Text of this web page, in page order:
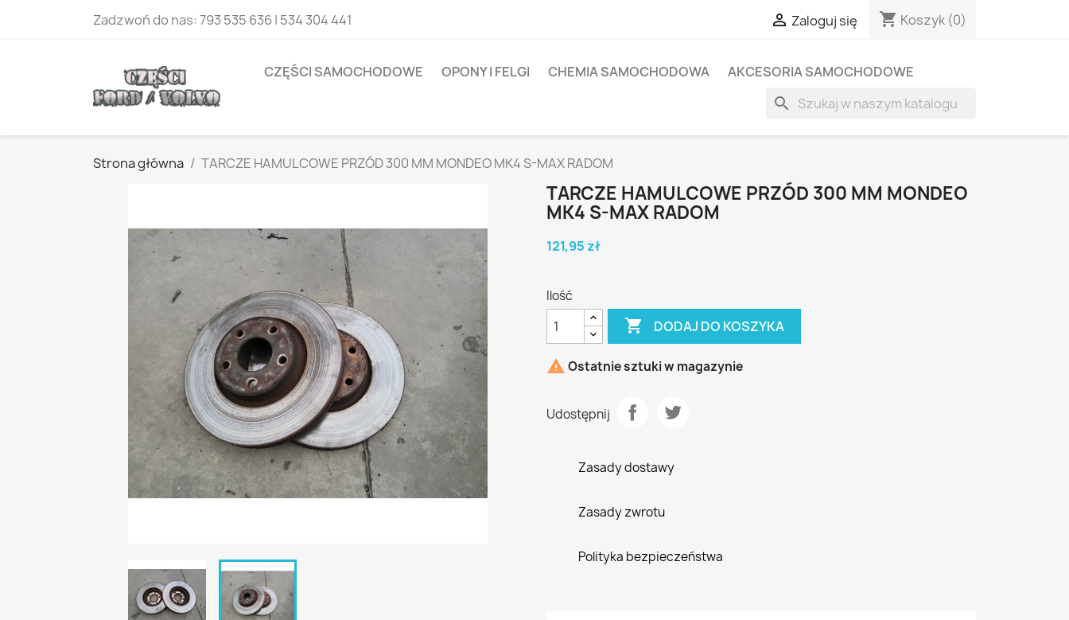
Zadzwoń do nas:793 535 636 | 534 304 441  Zaloguj się shopping_cart Koszyk (0)
CZĘŚCI SAMOCHODOWE OPONY I FELGI CHEMIA SAMOCHODOWA AKCESORIA SAMOCHODOWE
search
Strona główna TARCZE HAMULCOWE PRZÓD 300 MM MONDEO MK4 S-MAX RADOM
TARCZE HAMULCOWE PRZÓD 300 MM MONDEO
MK4 S-MAX RADOM
121,95 zł
Ilość
 DODAJ DO KOSZYKA
 Ostatnie sztuki w magazynie
Udostępnij
Zasady dostawy
Zasady zwrotu
Polityka bezpieczeństwa